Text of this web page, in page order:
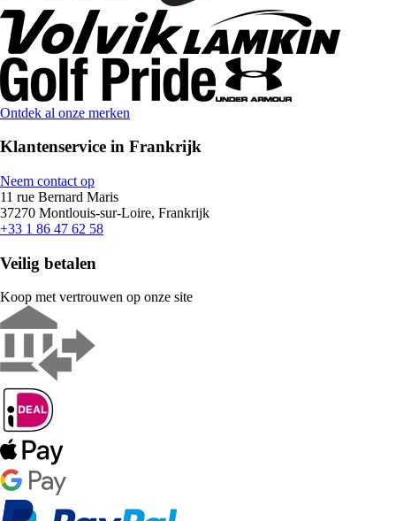
Ontdek al onze merken
Klantenservice in Frankrijk
Neem contact op
11 rue Bernard Maris
37270 Montlouis-sur-Loire, Frankrijk
+33 1 86 47 62 58
Veilig betalen
Koop met vertrouwen op onze site